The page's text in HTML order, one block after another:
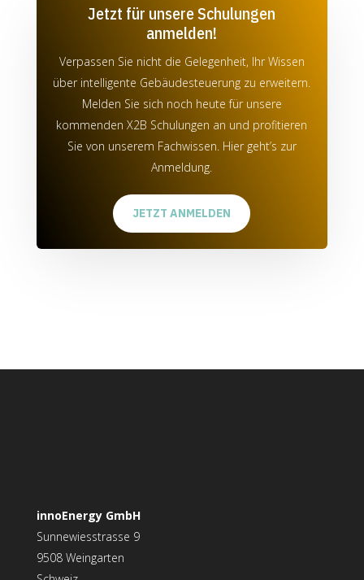
Jetzt für unsere Schulungen
anmelden!
Verpassen Sie nicht die Gelegenheit, Ihr Wissen
über intelligente Gebäudesteuerung zu erweitern.
Melden Sie sich noch heute für unsere
kommenden X2B Schulungen an und profitieren
Sie von unserem Fachwissen. Hier geht’s zur
Anmeldung.
JETZT ANMELDEN
innoEnergy GmbH
Sunnewiesstrasse 9
9508 Weingarten